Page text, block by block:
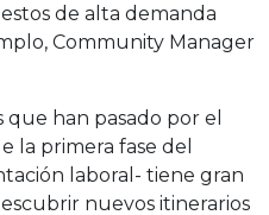
de alta demanda
Community Manager
que han pasado por el
la primera fase del
laboral- tiene gran
nuevos itinerarios